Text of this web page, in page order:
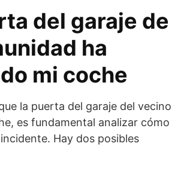
del garaje de
ha
mi coche
la puerta del garaje del vecino
es fundamental analizar cómo
Hay dos posibles